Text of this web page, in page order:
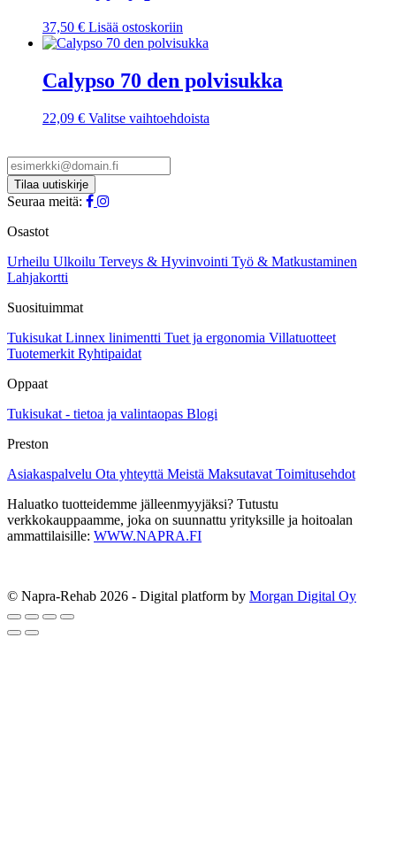
37,50 € Lisää ostoskoriin
Calypso 70 den polvisukka
22,09 € Valitse vaihtoehdoista
sivulla.
Seuraa meitä:
Osastot
Urheilu Ulkoilu Terveys & Hyvinvointi Työ & Matkustaminen
Lahjakortti
Suosituimmat
Tukisukat Linnex linimentti Tuet ja ergonomia Villatuotteet
Tuotemerkit Ryhtipaidat
Oppaat
Tukisukat - tietoa ja valintaopas Blogi
Preston
Asiakaspalvelu Ota yhteyttä Meistä Maksutavat Toimitusehdot
Haluatko tuotteidemme jälleenmyyjäksi? Tutustu
verkkokauppaamme, joka on suunnattu yrityksille ja hoitoalan
ammattilaisille: WWW.NAPRA.FI
© Napra-Rehab 2026 - Digital platform by Morgan Digital Oy